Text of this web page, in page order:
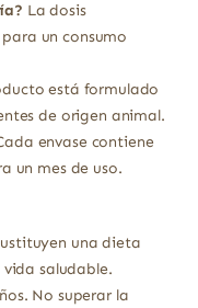
La dosis
un consumo
está formulado
de origen animal.
envase contiene
un mes de uso.
una dieta
saludable.
No superar la